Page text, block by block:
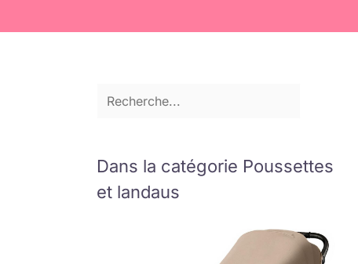
Dans la catégorie Poussettes
et landaus